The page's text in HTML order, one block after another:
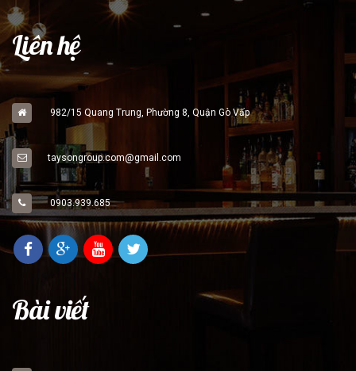
Liên hệ
982/15 Quang Trung, Phường 8, Quận Gò Vấp
taysongroup.com@gmail.com
0903.939.685
Bài viết